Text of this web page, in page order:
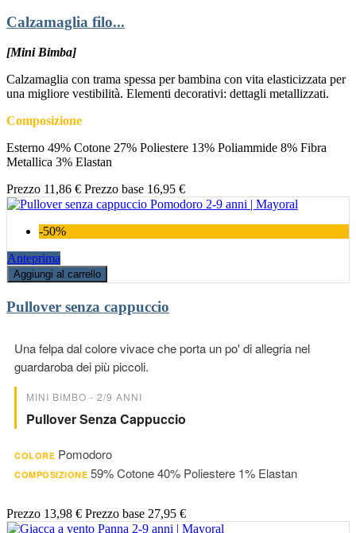
Calzamaglia filo...
[Mini Bimba]
Calzamaglia con trama spessa per bambina con vita elasticizzata per
una migliore vestibilità. Elementi decorativi: dettagli metallizzati.
Composizione
Esterno 49% Cotone 27% Poliestere 13% Poliammide 8% Fibra
Metallica 3% Elastan
Prezzo 11,86 € Prezzo base 16,95 €
-50%
Anteprima
Aggiungi al carrello
Pullover senza cappuccio
Una felpa dal colore vivace che porta un po' di allegria nel
guardaroba dei più piccoli.
MINI BIMBO - 2/9 ANNI
Pullover Senza Cappuccio
COLORE Pomodoro
COMPOSIZIONE 59% Cotone 40% Poliestere 1% Elastan
Prezzo 13,98 € Prezzo base 27,95 €